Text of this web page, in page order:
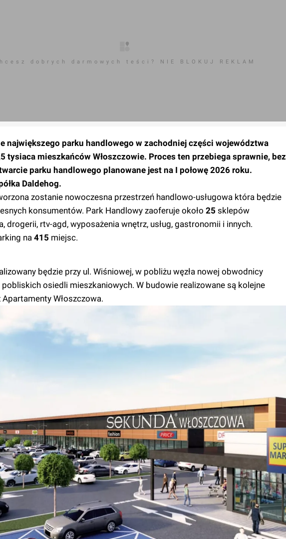
dobrych darmowych teści? NIE BLOKUJ REKLAM
największego parku handlowego w zachodniej części województwa
tysiaca mieszkańców Włoszczowie. Proces ten przebiega sprawnie, bez
parku handlowego planowane jest na I połowę 2026 roku.
Daldehog.
zostanie nowoczesna przestrzeń handlowo-usługowa która będzie
konsumentów. Park Handlowy zaoferuje około 25 sklepów
drogerii, rtv-agd, wyposażenia wnętrz, usług, gastronomii i innych.
na 415 miejsc.
będzie przy ul. Wiśniowej, w pobliżu węzła nowej obwodnicy
osiedli mieszkaniowych. W budowie realizowane są kolejne
Włoszczowa.